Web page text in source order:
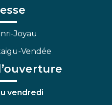
Linkedin
Joyau
Vendée
vendredi